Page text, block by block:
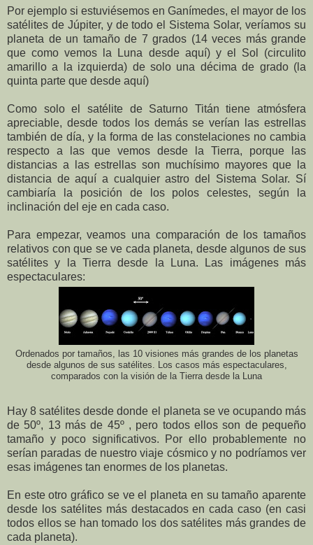
Por ejemplo si estuviésemos en Ganímedes, el mayor de los
satélites de Júpiter, y de todo el Sistema Solar, veríamos su
planeta de un tamaño de 7 grados (14 veces más grande
que como vemos la Luna desde aquí) y el Sol (circulito
amarillo a la izquierda) de solo una décima de grado (la
quinta parte que desde aquí)
Como solo el satélite de Saturno Titán tiene atmósfera
apreciable, desde todos los demás se verían las estrellas
también de día, y la forma de las constelaciones no cambia
respecto a las que vemos desde la Tierra, porque las
distancias a las estrellas son muchísimo mayores que la
distancia de aquí a cualquier astro del Sistema Solar. Sí
cambiaría la posición de los polos celestes, según la
inclinación del eje en cada caso.
Para empezar, veamos una comparación de los tamaños
relativos con que se ve cada planeta, desde algunos de sus
satélites y la Tierra desde la Luna. Las imágenes más
espectaculares:
Ordenados por tamaños, las 10 visiones más grandes de los planetas
desde algunos de sus satélites. Los casos más espectaculares,
comparados con la visión de la Tierra desde la Luna
Hay 8 satélites desde donde el planeta se ve ocupando más
de 50º, 13 más de 45º , pero todos ellos son de pequeño
tamaño y poco significativos. Por ello probablemente no
serían paradas de nuestro viaje cósmico y no podríamos ver
esas imágenes tan enormes de los planetas.
En este otro gráfico se ve el planeta en su tamaño aparente
desde los satélites más destacados en cada caso (en casi
todos ellos se han tomado los dos satélites más grandes de
cada planeta).